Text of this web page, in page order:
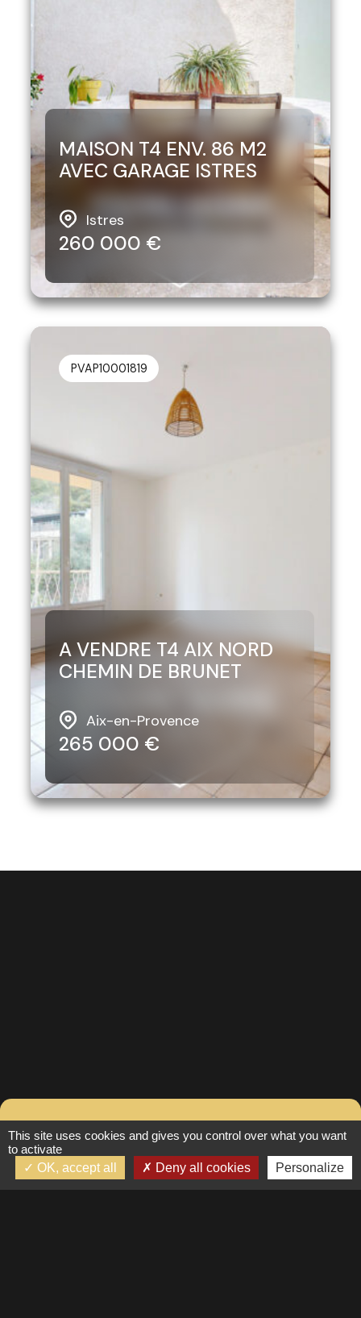
Contacter Fanny pour
plus d’informations
MAISON T4 ENV. 86 M2
AVEC GARAGE ISTRES
Istres
260 000 €
PVAP10001819
A VENDRE T4 AIX NORD
CHEMIN DE BRUNET
Aix-en-Provence
265 000 €
This site uses cookies and gives you control over what you want
to activate
OK, accept all
Deny all cookies Personalize